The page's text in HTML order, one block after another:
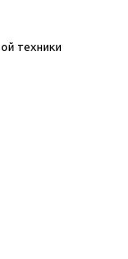
техники